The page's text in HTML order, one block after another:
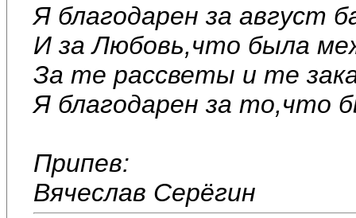
Я благодарен за август
И за Любовь,что была
За те рассветы и те
Я благодарен за то,что
Припев:
Вячеслав Серёгин